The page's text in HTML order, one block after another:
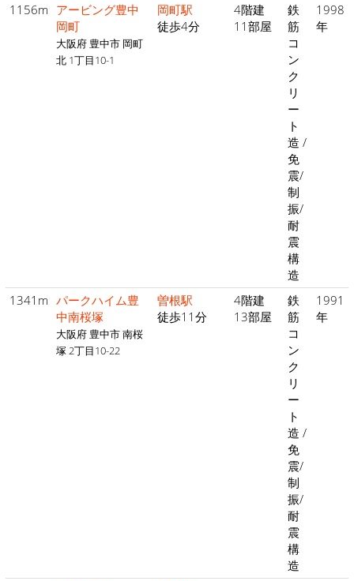
1156m アービング豊中
岡町
大阪府 豊中市 岡町
北 1丁目10-1
岡町駅
徒歩4分
4階建
11部屋
鉄
筋
コ
ン
ク
リ
ー
ト
造 /
免
震/
制
振/
耐
震
構
造
1998
年
1341m パークハイム豊
中南桜塚
大阪府 豊中市 南桜
塚 2丁目10-22
曽根駅
徒歩11分
4階建
13部屋
鉄
筋
コ
ン
ク
リ
ー
ト
造 /
免
震/
制
振/
耐
震
構
造
1991
年